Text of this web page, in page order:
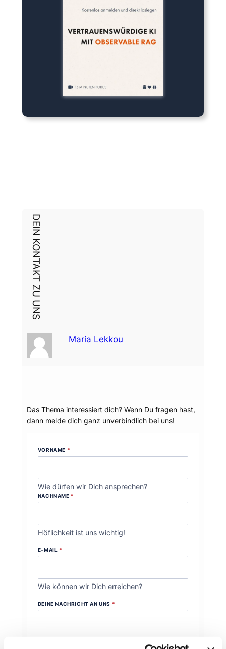
DEIN KONTAKT ZU UNS
Maria Lekkou
Das Thema interessiert dich? Wenn Du fragen hast,
dann melde dich ganz unverbindlich bei uns!
VORNAME *
Wie dürfen wir Dich ansprechen?
NACHNAME *
Höflichkeit ist uns wichtig!
E-MAIL *
Wie können wir Dich erreichen?
DEINE NACHRICHT AN UNS *